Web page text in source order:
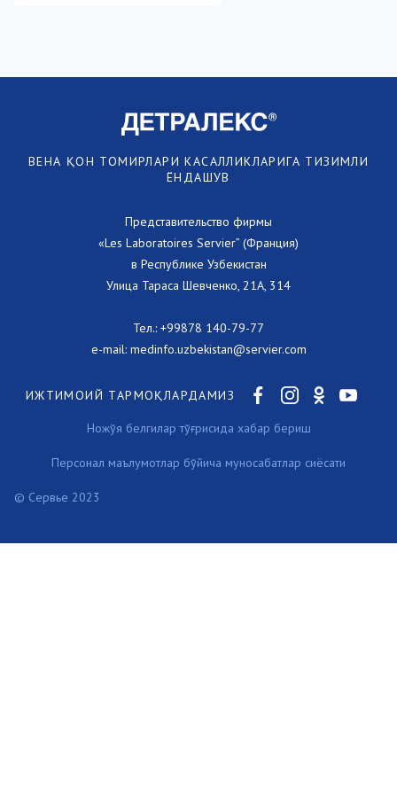
ВЕНА ҚОН ТОМИРЛАРИ КАСАЛЛИКЛАРИГА ТИЗИМЛИ
ЁНДАШУВ
Представительство фирмы
«Les Laboratoires Servier” (Франция)
в Республике Узбекистан
Улица Тараса Шевченко, 21А, 314
Тел.: +99878 140-79-77
e-mail: medinfo.uzbekistan@servier.com
ИЖТИМОИЙ ТАРМОҚЛАРДАМИЗ
Ножўя белгилар тўғрисида хабар бериш
Персонал маълумотлар бўйича муносабатлар сиёсати
© Сервье 2023